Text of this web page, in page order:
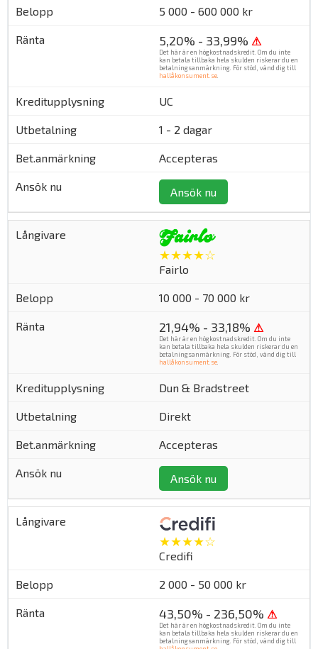
5 000 - 600 000 kr
5,20% - 33,99% ⚠
Det här är en högkostnadskredit. Om du inte
kan betala tillbaka hela skulden riskerar du en
betalningsanmärkning. För stöd, vänd dig till
hallåkonsument.se.
UC
1 - 2 dagar
Accepteras
Ansök nu
★★★★☆
Fairlo
10 000 - 70 000 kr
21,94% - 33,18% ⚠
Det här är en högkostnadskredit. Om du inte
kan betala tillbaka hela skulden riskerar du en
betalningsanmärkning. För stöd, vänd dig till
hallåkonsument.se
Dun & Bradstreet
Direkt
Accepteras
Ansök nu
★★★★☆
Credifi
2 000 - 50 000 kr
43,50% - 236,50% ⚠
Det här är en högkostnadskredit. Om du inte
kan betala tillbaka hela skulden riskerar du en
betalningsanmärkning. För stöd, vänd dig till